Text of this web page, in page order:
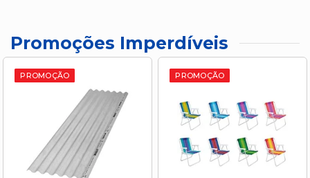
Promoções Imperdíveis
PROMOÇÃO PROMOÇÃO